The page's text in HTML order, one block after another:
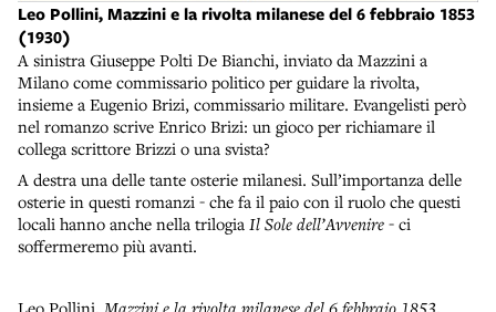
Leo Pollini, Mazzini e la rivolta milanese del 6 febbraio 1853
(1930)
A sinistra Giuseppe Polti De Bianchi, inviato da Mazzini a
Milano come commissario politico per guidare la rivolta,
insieme a Eugenio Brizi, commissario militare. Evangelisti però
nel romanzo scrive Enrico Brizi: un gioco per richiamare il
collega scrittore Brizzi o una svista?
A destra una delle tante osterie milanesi. Sull’importanza delle
osterie in questi romanzi - che fa il paio con il ruolo che questi
locali hanno anche nella trilogia Il Sole dell’Avvenire - ci
soffermeremo più avanti.
Leo Pollini, Mazzini e la rivolta milanese del 6 febbraio 1853,